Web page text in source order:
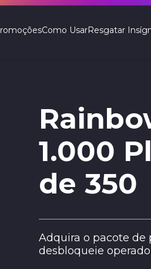
Como UsarResgatar
1.000
de 350
Adquira o pacote de
desbloqueie